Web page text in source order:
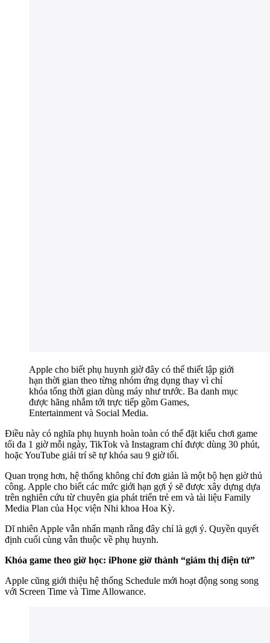
Apple cho biết phụ huynh giờ đây có thể thiết lập giới
hạn thời gian theo từng nhóm ứng dụng thay vì chỉ
khóa tổng thời gian dùng máy như trước. Ba danh mục
được hãng nhắm tới trực tiếp gồm Games,
Entertainment và Social Media.
Điều này có nghĩa phụ huynh hoàn toàn có thể đặt kiểu chơi game
tối đa 1 giờ mỗi ngày, TikTok và Instagram chỉ được dùng 30 phút,
hoặc YouTube giải trí sẽ tự khóa sau 9 giờ tối.
Quan trọng hơn, hệ thống không chỉ đơn giản là một bộ hẹn giờ thủ
công. Apple cho biết các mức giới hạn gợi ý sẽ được xây dựng dựa
trên nghiên cứu từ chuyên gia phát triển trẻ em và tài liệu Family
Media Plan của Học viện Nhi khoa Hoa Kỳ.
Dĩ nhiên Apple vẫn nhấn mạnh rằng đây chỉ là gợi ý. Quyền quyết
định cuối cùng vẫn thuộc về phụ huynh.
Khóa game theo giờ học: iPhone giờ thành “giám thị điện tử”
Apple cũng giới thiệu hệ thống Schedule mới hoạt động song song
với Screen Time và Time Allowance.